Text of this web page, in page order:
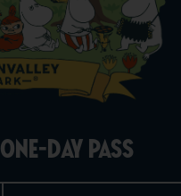
ONE-DAY PASS